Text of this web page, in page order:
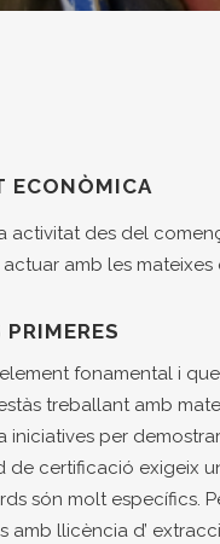
ECONÒMICA
activitat des del
amb les
fonamental i
treballant amb
iniciatives per
de certificació exigeix
són molt específics.
amb llicència d’